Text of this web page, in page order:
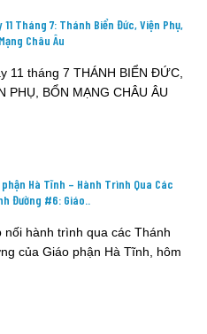
11 Tháng 7: Thánh Biển Đức, Viện Phụ,
Châu Âu
11 tháng 7 THÁNH BIỂN ĐỨC,
PHỤ, BỔN MẠNG CHÂU ÂU
phận Hà Tĩnh – Hành Trình Qua Các
Đường #6: Giáo..
nối hành trình qua các Thánh
của Giáo phận Hà Tĩnh, hôm